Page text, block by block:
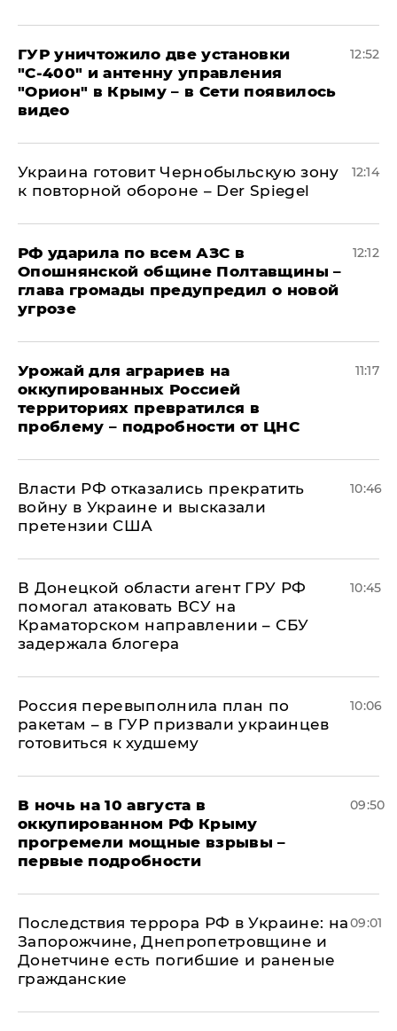
ГУР уничтожило две установки
"С‑400" и антенну управления
"Орион" в Крыму – в Сети появилось
видео
12:52
Украина готовит Чернобыльскую зону
к повторной обороне – Der Spiegel
12:14
РФ ударила по всем АЗС в
Опошнянской общине Полтавщины –
глава громады предупредил о новой
угрозе
12:12
Урожай для аграриев на
оккупированных Россией
территориях превратился в
проблему – подробности от ЦНС
11:17
Власти РФ отказались прекратить
войну в Украине и высказали
претензии США
10:46
В Донецкой области агент ГРУ РФ
помогал атаковать ВСУ на
Краматорском направлении – СБУ
задержала блогера
10:45
Россия перевыполнила план по
ракетам – в ГУР призвали украинцев
готовиться к худшему
10:06
В ночь на 10 августа в
оккупированном РФ Крыму
прогремели мощные взрывы –
первые подробности
09:50
Последствия террора РФ в Украине: на
Запорожчине, Днепропетровщине и
Донетчине есть погибшие и раненые
гражданские
09:01